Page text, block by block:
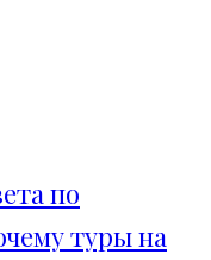
по
туры на